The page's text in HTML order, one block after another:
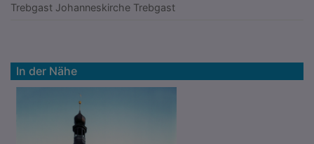
Trebgast Johanneskirche Trebgast
In der Nähe